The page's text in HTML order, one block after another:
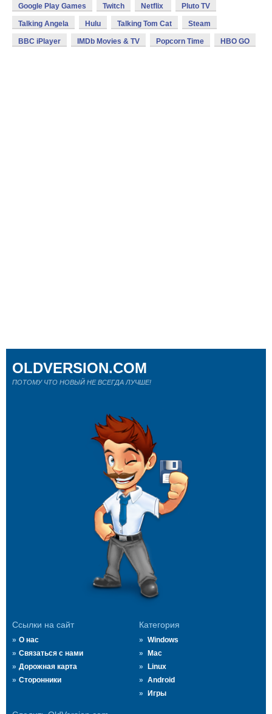
Google Play Games Twitch Netflix Pluto TV
Talking Angela Hulu Talking Tom Cat Steam
BBC iPlayer IMDb Movies & TV Popcorn Time HBO GO
Ссылки на сайт
О нас
Связаться с нами
Дорожная карта
Сторонники
Категория
Windows
Mac
Linux
Android
Игры
OLDVERSION.COM
ПОТОМУ ЧТО НОВЫЙ НЕ ВСЕГДА ЛУЧШЕ!